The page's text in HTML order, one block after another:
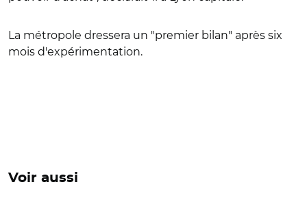
La métropole dressera un "premier bilan" après six
mois d'expérimentation.
Voir aussi